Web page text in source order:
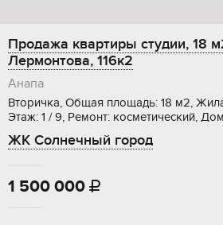
Продажа квартиры студии, 18
Лермонтова, 116к2
Анапа
Вторичка, Общая площадь: 18 м2,
Этаж: 1 / 9, Ремонт: косметический,
ЖК Солнечный город
1 500 000 